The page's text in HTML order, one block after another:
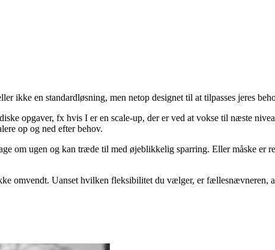
ikke en standardløsning, men netop designet til at tilpasses jeres
opgaver, fx hvis I er en scale-up, der er ved atvokse til næste
op og ned efter behov.
om ugen og kan træde til med øjeblikkelig sparring. Eller måske er
omvendt. Uanset hvilken fleksibilitet du vælger, erfællesnævneren,